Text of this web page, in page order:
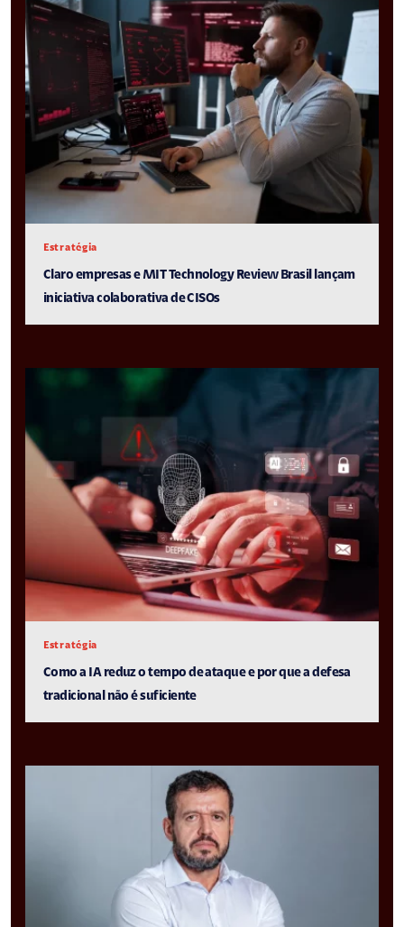
Estratégia
Claro empresas e MIT Technology Review Brasil lançam
iniciativa colaborativa de CISOs
Estratégia
Como a IA reduz o tempo de ataque e por que a defesa
tradicional não é suficiente